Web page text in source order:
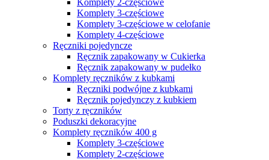
Komplety 2-częściowe
Komplety 3-częściowe
Komplety 3-częściowe w celofanie
Komplety 4-częściowe
Ręczniki pojedyncze
Ręcznik zapakowany w Cukierka
Ręcznik zapakowany w pudełko
Komplety ręczników z kubkami
Ręczniki podwójne z kubkami
Ręcznik pojedynczy z kubkiem
Torty z ręczników
Poduszki dekoracyjne
Komplety ręczników 400 g
Komplety 3-częściowe
Komplety 2-częściowe